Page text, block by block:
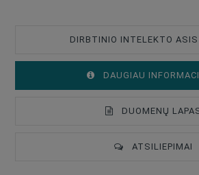
DIRBTINIO INTELEKTO
DAUGIAU
DUOMENŲ
ATSILIEPIMAI